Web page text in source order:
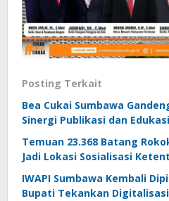
Posting Terkait
Bea Cukai Sumbawa
Sinergi Publikasi dan
Temuan 23.368 Batang
Jadi Lokasi Sosialisasi
IWAPI Sumbawa Kembali
Bupati Tekankan Digitalisasi